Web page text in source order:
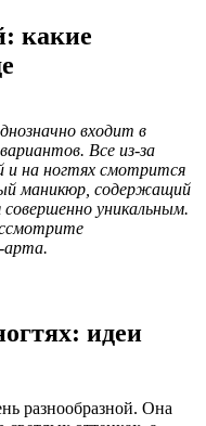
какие
входит в
Все из-за
и на ногтях смотрится
маникюр, содержащий
уникальным.
арта.
идеи
разнообразной. Она